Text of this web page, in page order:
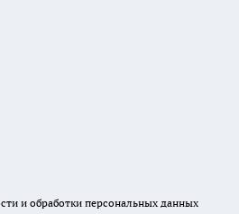
и обработки персональных данных